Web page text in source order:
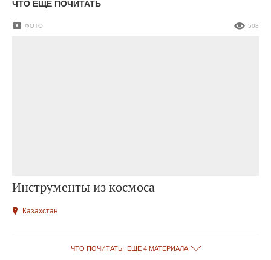
ЧТО ЕЩЕ ПОЧИТАТЬ
Инструменты из космоса
ФОТО 508
Казахстан
ЧТО ПОЧИТАТЬ: ЕЩЁ 4 МАТЕРИАЛА